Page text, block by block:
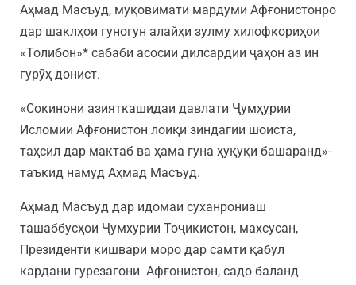
Аҳмад Масъуд, муқовимати мардуми Афғонистонро
дар шаклҳои гуногун алайҳи зулму хилофкориҳои
«Толибон»* сабаби асосии дилсардии ҷаҳон аз ин
гурӯҳ донист.
«Сокинони азияткашидаи давлати Ҷумҳурии
Исломии Афғонистон лоиқи зиндагии шоиста,
таҳсил дар мактаб ва ҳама гуна ҳуқуқи башаранд»-
таъкид намуд Аҳмад Масъуд.
Аҳмад Масъуд дар идомаи суханрониаш
ташаббусҳои Ҷумхурии Тоҷикистон, махсусан,
Президенти кишвари моро дар самти қабул
кардани гурезагони Афғонистон, садо баланд